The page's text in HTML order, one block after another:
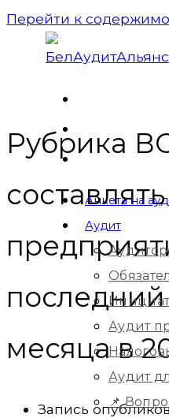
Перейти к
Анкета на
Аудит
Аудит
Аудит
📌
Рубрика
месяца в
Запись